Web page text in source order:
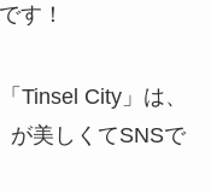
す！
Tinsel City」は、
が美しくてSNSで